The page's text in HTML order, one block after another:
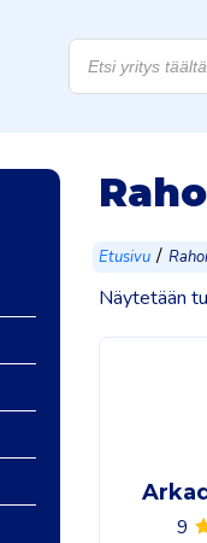
Products
search
Etusivu /
Näytetään
9